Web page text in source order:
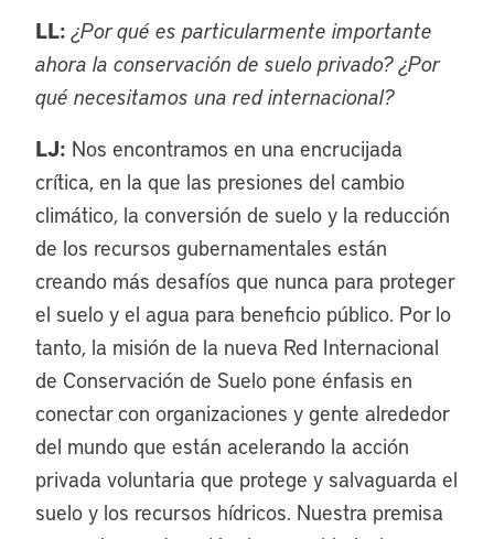
LL: ¿Por qué es particularmente importante
ahora la conservación de suelo privado? ¿Por
qué necesitamos una red internacional?
LJ: Nos encontramos en una encrucijada
crítica, en la que las presiones del cambio
climático, la conversión de suelo y la reducción
de los recursos gubernamentales están
creando más desafíos que nunca para proteger
el suelo y el agua para beneficio público. Por lo
tanto, la misión de la nueva Red Internacional
de Conservación de Suelo pone énfasis en
conectar con organizaciones y gente alrededor
del mundo que están acelerando la acción
privada voluntaria que protege y salvaguarda el
suelo y los recursos hídricos. Nuestra premisa